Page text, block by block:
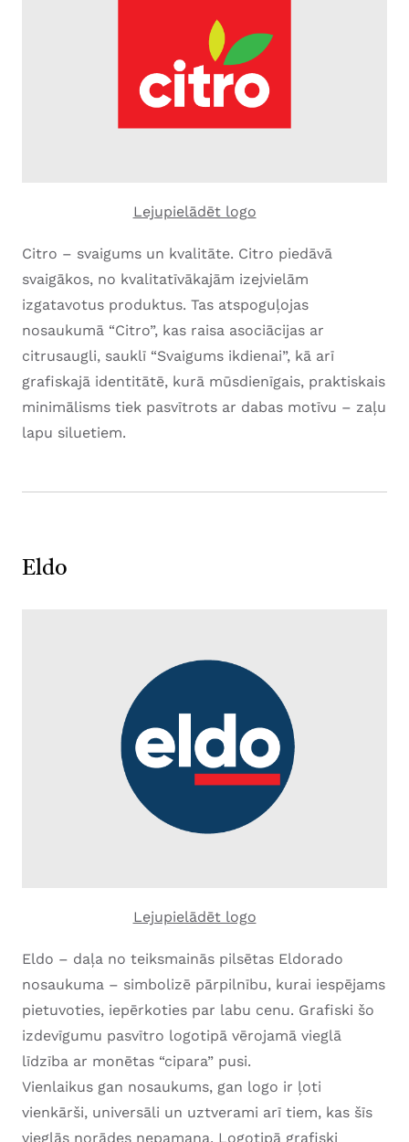
Lejupielādēt logo
Citro – svaigums un kvalitāte. Citro piedāvā
svaigākos, no kvalitatīvākajām izejvielām
izgatavotus produktus. Tas atspoguļojas
nosaukumā “Citro”, kas raisa asociācijas ar
citrusaugli, sauklī “Svaigums ikdienai”, kā arī
grafiskajā identitātē, kurā mūsdienīgais, praktiskais
minimālisms tiek pasvītrots ar dabas motīvu – zaļu
lapu siluetiem.
Eldo
Lejupielādēt logo
Eldo – daļa no teiksmainās pilsētas Eldorado
nosaukuma – simbolizē pārpilnību, kurai iespējams
pietuvoties, iepērkoties par labu cenu. Grafiski šo
izdevīgumu pasvītro logotipā vērojamā vieglā
līdzība ar monētas “cipara” pusi.
Vienlaikus gan nosaukums, gan logo ir ļoti
vienkārši, universāli un uztverami arī tiem, kas šīs
vieglās norādes nepamana. Logotipā grafiski